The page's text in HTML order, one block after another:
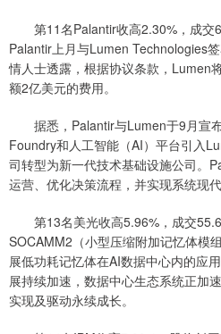
第11名Palantir收高2.30%，成交
Palantir上月与Lumen Technologies
情人士透露，根据协议条款，Lumen
额2亿美元的费用。
据悉，Palantir与Lumen于9月宣
Foundry和人工智能（AI）平台引入
司转型为新一代技术基础设施公司。
运营、优化决策流程，并实现系统现代
第13名美光收高5.96%，成交
SOCAMM2（小型压缩附加记忆体模
展低功耗记忆体在AI数据中心内的应
展持续加速，数据中心生态系统正加
实现及驱动永续成长。